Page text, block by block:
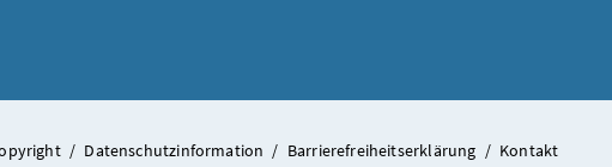
/ Datenschutzinformation / Barrierefreiheitserklärung / Kontakt